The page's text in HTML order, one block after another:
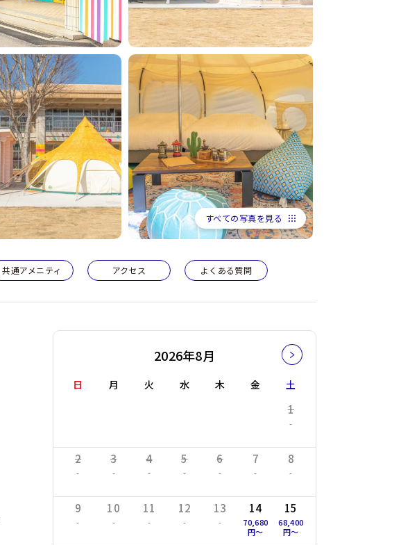
すべての写真を見る
共通アメニティ アクセス よくある質問
2026年8月
日 月 火 水 木 金 土
1
-
2
-
3
-
4
-
5
-
6
-
7
-
8
-
9
-
10
-
11
-
12
-
13
-
14
70,680
円〜
15
68,400
円〜